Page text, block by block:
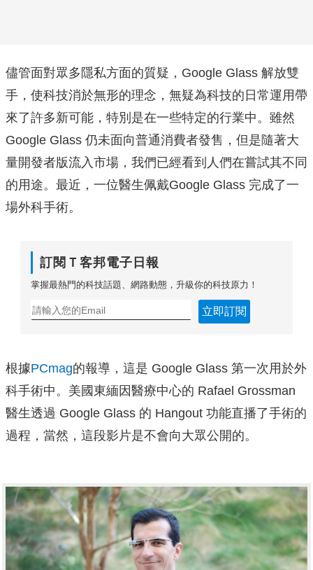
儘管面對眾多隱私方面的質疑，Google Glass 解放雙
手，使科技消於無形的理念，無疑為科技的日常運用帶
來了許多新可能，特別是在一些特定的行業中。雖然
Google Glass 仍未面向普通消費者發售，但是隨著大
量開發者版流入市場，我們已經看到人們在嘗試其不同
的用途。最近，一位醫生佩戴Google Glass 完成了一
場外科手術。
訂閱Ｔ客邦電子日報
掌握最熱門的科技話題、網路動態，升級你的科技原力！
立即訂閱
根據PCmag的報導，這是 Google Glass 第一次用於外
科手術中。美國東緬因醫療中心的 Rafael Grossman
醫生透過 Google Glass 的 Hangout 功能直播了手術的
過程，當然，這段影片是不會向大眾公開的。